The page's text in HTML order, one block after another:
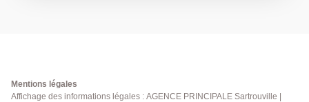
Faibles charges de copropriété - Chauffage individuel
au gaz - 2 places de parking en sous-sol avec vidéo-
Mentions légales
Affichage des informations légales : AGENCE PRINCIPALE Sartrouville |